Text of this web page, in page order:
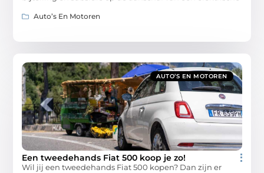
Auto’s En Motoren
AUTO’S EN MOTOREN
Een tweedehands Fiat 500 koop je zo!
Wil jij een tweedehands Fiat 500 kopen? Dan zijn er